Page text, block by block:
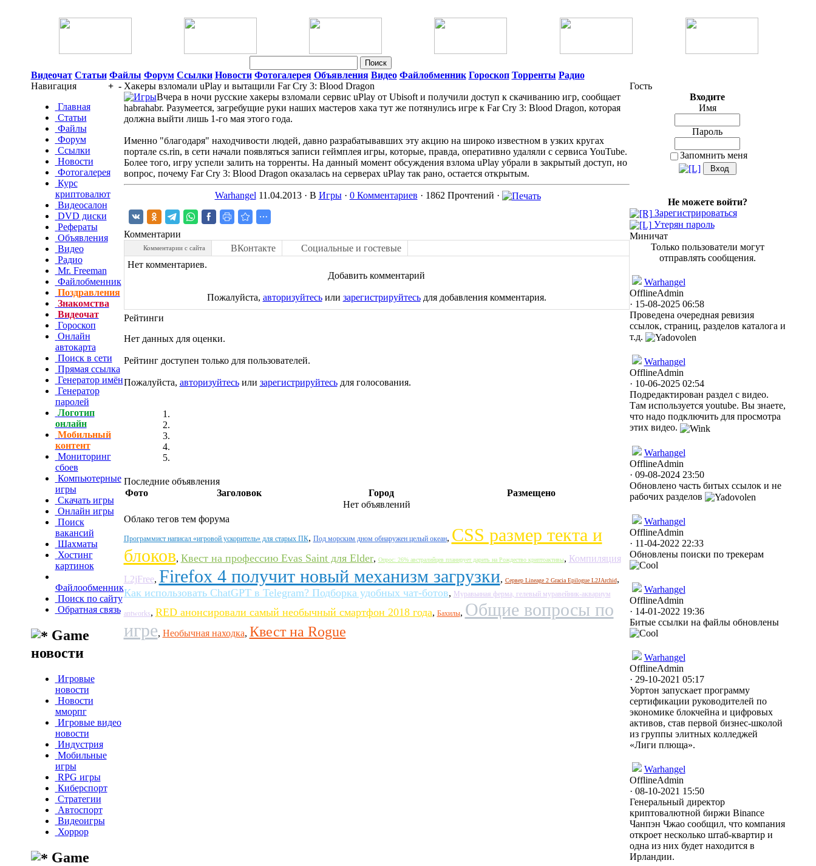
Видеочат Статьи Файлы Форум Ссылки Новости Фотогалерея Объявления Видео Файлобменник Гороскоп Торренты Радио
Навигация
+ -
Главная
Статьи
Файлы
Форум
Ссылки
Новости
Фотогалерея
Курс
криптовалют
Видеосалон
DVD диски
Рефераты
Объявления
Видео
Радио
Mr. Freeman
Файлобменник
Поздравления
Знакомства
Видеочат
Гороскоп
Онлайн
автокарта
Поиск в сети
Прямая ссылка
Генератор имён
Генератор
паролей
Логотип
онлайн
Мобильный
контент
Мониторинг
сбоев
Компьютерные
игры
Скачать игры
Онлайн игры
Поиск
вакансий
Шахматы
Хостинг
картинок
Файлообменник
Поиск по сайту
Обратная связь
Game
новости
Игровые
новости
Новости
мморпг
Игровые видео
новости
Индустрия
Мобильные
игры
RPG игры
Киберспорт
Стратегии
Автоспорт
Видеоигры
Хоррор
Game
Хакеры взломали uPlay и вытащили Far Cry 3: Blood Dragon
Вчера в ночи русские хакеры взломали сервис uPlay от Ubisoft и получили доступ к скачиванию игр, сообщает
habrahabr. Разумеется, загребущие руки наших мастеров хака тут же потянулись игре к Far Cry 3: Blood Dragon, которая
должна выйти лишь 1-го мая этого года.
Именно "благодаря" находчивости людей, давно разрабатывавших эту акцию на широко известном в узких кругах
портале cs.rin, в сети начали появляться записи геймплея игры, которые, правда, оперативно удаляли с сервиса YouTube.
Более того, игру успели залить на торренты. На данный момент обсуждения взлома uPlay убрали в закрытый доступ, но
вопрос, почему Far Cry 3: Blood Dragon оказалась на серверах uPlay так рано, остается открытым.
Warhangel 11.04.2013 · В Игры· 0 Комментариев · 1862 Прочтений ·
Комментарии
Комментарии с сайта ВКонтакте
Социальные и гостевые
Нет комментариев.
Добавить комментарий
Пожалуйста, авторизуйтесьили зарегистрируйтесьдля добавления комментария.
Рейтинги
Нет данных для оценки.
Рейтинг доступен только для пользователей.
Пожалуйста, авторизуйтесьили зарегистрируйтесьдля голосования.
Последние объявления
Фото
Заголовок Город
Размещено
Нет объявлений
Облако тегов тем форума
Программист написал «игровой ускоритель» для старых ПК, Под морским дном обнаружен целый океан, CSS размер текта и
блоков, Квест на профессию Evas Saint для Elder, Опрос: 26% австралийцев планирует дарить на Рождество криптоактивы, Компиляция
L2jFree, Firefox 4 получит новый механизм загрузки, Сервер Lineage 2 Gracia Epilogue L2JArchid,
Как использовать ChatGPT в Telegram? Подборка удобных чат-ботов, Муравьиная ферма, гелевый муравейник-аквариум
antworks, RED анонсировали самый необычный смартфон 2018 года, Бахилы, Общие вопросы по
игре, Необычная находка, Квест на Rogue
Гость
Входите
Имя
Пароль
Запомнить меня
Не можете войти?
Зарегистрироваться
Утерян пароль
Миничат
Только пользователи могут
отправлять сообщения.
Warhangel
OfflineAdmin
· 15-08-2025 06:58
Проведена очередная ревизия
ссылок, страниц, разделов каталога и
т.д.
Warhangel
OfflineAdmin
· 10-06-2025 02:54
Подредактирован раздел с видео.
Там используется youtube. Вы знаете,
что надо подключить для просмотра
этих видео.
Warhangel
OfflineAdmin
· 09-08-2024 23:50
Обновлено часть битых ссылок и не
рабочих разделов
Warhangel
OfflineAdmin
· 11-04-2022 22:33
Обновлены поиски по трекерам
Warhangel
OfflineAdmin
· 14-01-2022 19:36
Битые ссылки на файлы обновлены
Warhangel
OfflineAdmin
· 29-10-2021 05:17
Уортон запускает программу
сертификации руководителей по
экономике блокчейна и цифровых
активов, став первой бизнес-школой
из группы элитных колледжей
«Лиги плюща».
Warhangel
OfflineAdmin
· 08-10-2021 15:50
Генеральный директор
криптовалютной биржи Binance
Чанпэн Чжао сообщил, что компания
откроет несколько штаб-квартир и
одна из них будет находится в
Ирландии.